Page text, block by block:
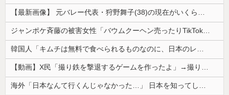
【最新画像】 元バレー代表・狩野舞子(38)の現在がいくらなんでも即ハボすぎる！
ジャンポケ斉藤の被害女性「バウムクーヘン売ったりTikTokライブしててムカついたから示談しなかった」
韓国人「キムチは無料で食べられるものなのに、日本のレストランで注文したら何とお金を取ろうとしてきたんです」
【動画】X民「撮り鉄を撃退するゲームを作ったよ」→撮り鉄「！？！！？？」ｼｭﾎﾟﾎﾟﾎﾟﾎﾟ
海外「日本なんて行くんじゃなかった…」 日本を知ってしまったディズニー信者、帰国後『本家』に失望する事態に